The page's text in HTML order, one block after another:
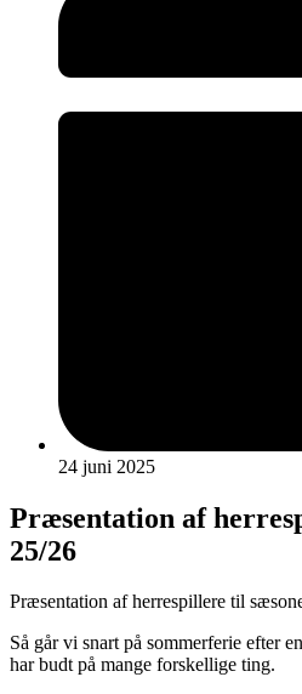
24 juni 2025
Præsentation af
25/26
Præsentation af herrespillere til
Så går vi snart på sommerferie efter
har budt på mange forskellige ting.